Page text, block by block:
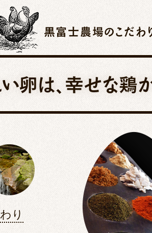
黒富士農場のこだわ
卵は、幸せな鶏か
り